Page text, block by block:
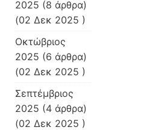
2025 (8 άρθρα)
(02 Δεκ 2025 )
Οκτώβριος
2025 (6 άρθρα)
(02 Δεκ 2025 )
Σεπτέμβριος
2025 (4 άρθρα)
(02 Δεκ 2025 )